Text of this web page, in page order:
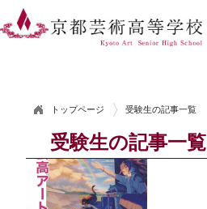
トップページ 受験生の記事一覧
受験生の記事一覧